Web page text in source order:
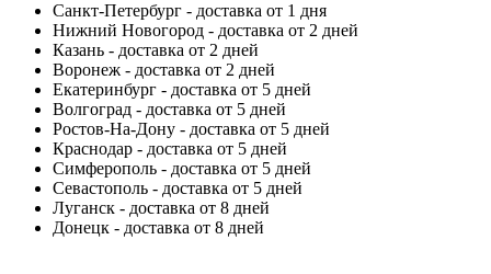
Санкт-Петербург - доставка от 1 дня
Нижний Новогород - доставка от 2 дней
Казань - доставка от 2 дней
Воронеж - доставка от 2 дней
Екатеринбург - доставка от 5 дней
Волгоград - доставка от 5 дней
Ростов-На-Дону - доставка от 5 дней
Краснодар - доставка от 5 дней
Симферополь - доставка от 5 дней
Севастополь - доставка от 5 дней
Луганск - доставка от 8 дней
Донецк - доставка от 8 дней